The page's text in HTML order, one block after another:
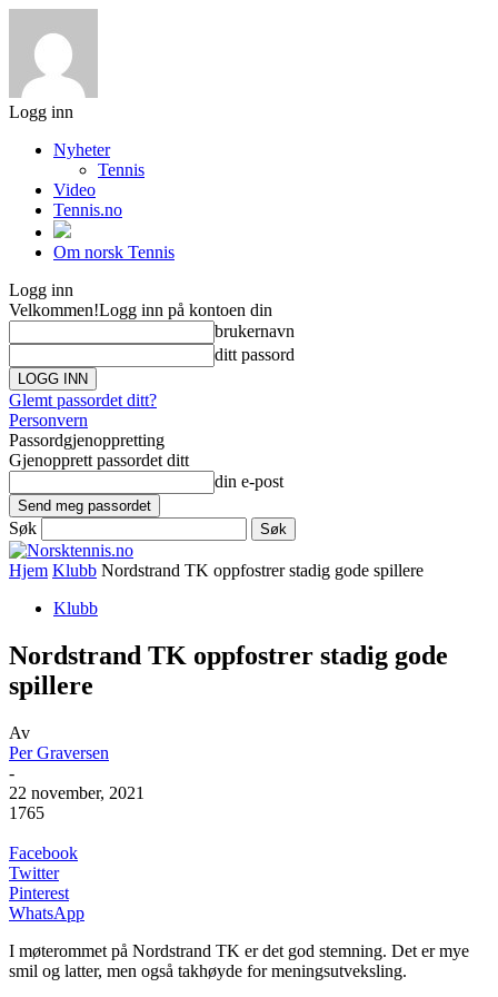
Logg inn
Nyheter
Tennis
Video
Tennis.no
Om norsk Tennis
Logg inn
Velkommen!Logg inn på kontoen din
brukernavn
ditt passord
Glemt passordet ditt?
Personvern
Passordgjenoppretting
Gjenopprett passordet ditt
din e-post
Søk
Hjem Klubb Nordstrand TK oppfostrer stadig gode spillere
Klubb
Nordstrand TK oppfostrer stadig gode
spillere
Av
Per Graversen
-
22 november, 2021
1765
Facebook
Twitter
Pinterest
WhatsApp
I møterommet på Nordstrand TK er det god stemning. Det er mye
smil og latter, men også takhøyde for meningsutveksling.